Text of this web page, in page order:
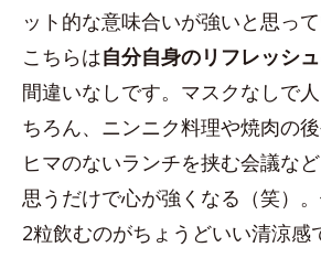
ット的な意味合いが強いと思って
こちらは自分自身のリフレッシ
間違いなしです。マスクなしで
ちろん、ニンニク料理や焼肉の
ヒマのないランチを挟む会議な
思うだけで心が強くなる（笑）
2粒飲むのがちょうどいい清涼感